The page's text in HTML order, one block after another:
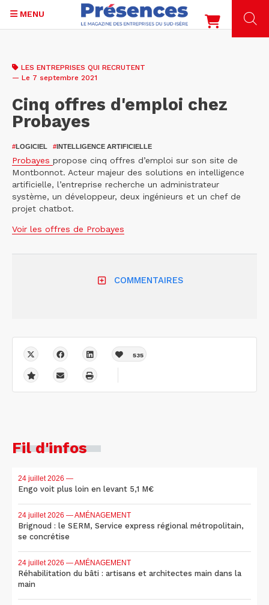
contenu
MENU
LES ENTREPRISES QUI RECRUTENT
— Le 7 septembre 2021
Cinq offres d'emploi chez
Probayes
#LOGICIEL #INTELLIGENCE ARTIFICIELLE
Probayes propose cinq offres d’emploi sur son site de
Montbonnot. Acteur majeur des solutions en intelligence
artificielle, l’entreprise recherche un administrateur
système, un développeur, deux ingénieurs et un chef de
projet chatbot.
Voir les offres de Probayes
COMMENTAIRES
535
Fil d'infos
24 juillet 2026 —
Engo voit plus loin en levant 5,1 M€
24 juillet 2026 — AMÉNAGEMENT
Brignoud : le SERM, Service express régional métropolitain,
se concrétise
24 juillet 2026 — AMÉNAGEMENT
Réhabilitation du bâti : artisans et architectes main dans la
main